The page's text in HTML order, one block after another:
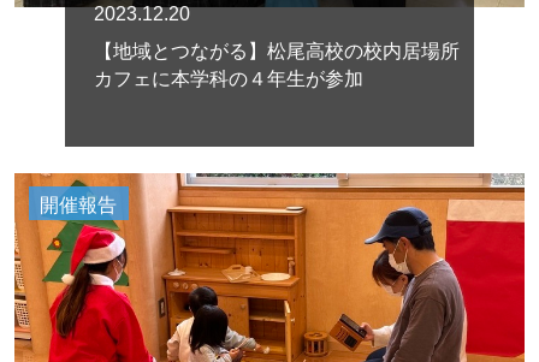
2023.12.20
【地域とつながる】松尾高校の校内居場所
カフェに本学科の４年生が参加
開催報告